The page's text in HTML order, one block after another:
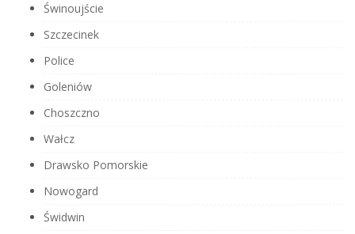
Świnoujście
Szczecinek
Police
Goleniów
Choszczno
Wałcz
Drawsko Pomorskie
Nowogard
Świdwin